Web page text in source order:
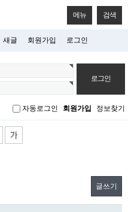
메뉴 검색
새글 회원가입 로그인
자동로그인 회원가입 정보찾기
글쓰기